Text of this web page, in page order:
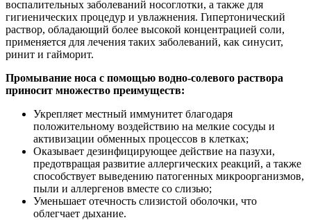
воспалительных заболеваний носоглотки, а также для
гигиенических процедур и увлажнения. Гипертонический
раствор, обладающий более высокой концентрацией соли,
применяется для лечения таких заболеваний, как синусит,
ринит и гайморит.
Промывание носа с помощью водно-солевого раствора
приносит множество преимуществ:
Укрепляет местный иммунитет благодаря
положительному воздействию на мелкие сосуды и
активизации обменных процессов в клетках;
Оказывает дезинфицирующее действие на пазухи,
предотвращая развитие аллергических реакций, а также
способствует выведению патогенных микроорганизмов,
пыли и аллергенов вместе со слизью;
Уменьшает отечность слизистой оболочки, что
облегчает дыхание.